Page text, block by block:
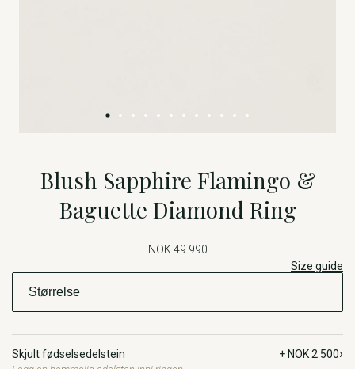
Blush Sapphire Flamingo &
Baguette Diamond Ring
NOK 49 990
Size guide
Skjult fødselsedelstein + NOK 2 500›